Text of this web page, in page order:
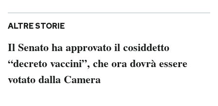
ALTRE STORIE
Il Senato ha approvato il cosiddetto
“decreto vaccini”, che ora dovrà essere
votato dalla Camera